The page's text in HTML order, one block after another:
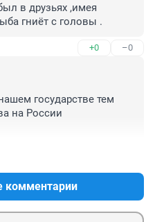
в друзьях ,имея
гниёт с головы .
+0 –0
государстве тем
на России
комментарии